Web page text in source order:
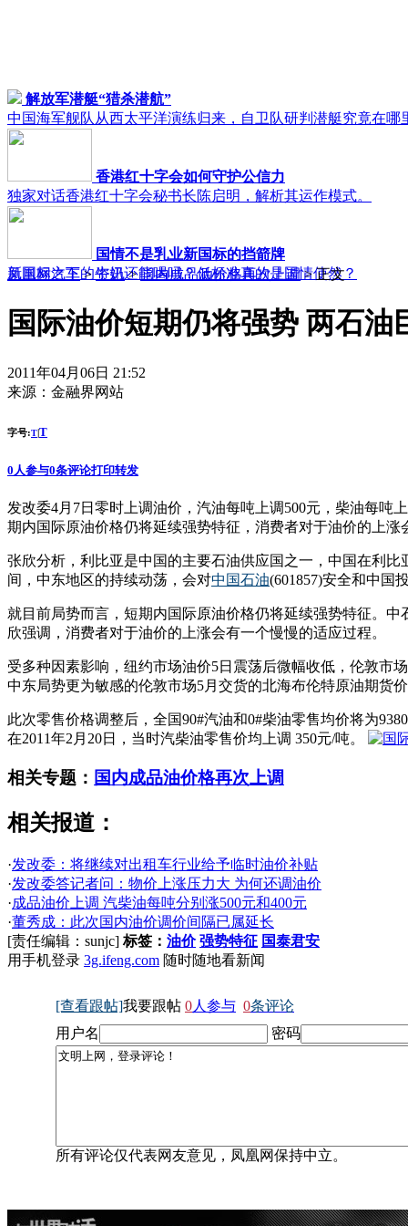
解放军潜艇“猎杀潜航”
中国海军舰队从西太平洋演练归来，自卫队研判潜艇究竟在哪
香港红十字会如何守护公信力
独家对话香港红十字会秘书长陈启明，解析其运作模式。
国情不是乳业新国标的挡箭牌
新国标之下的牛奶还能喝吗？低标准真的是国情使然？
凤凰网汽车>资讯>国内成品油价格再次上调> 正文
国际油价短期仍将强势 两石油
2011年04月06日 21:52
来源： 金融界网站
字号:T|T
0 人参与0条评论打印转发
发改委4月7日零时上调油价，汽油每吨上调500元，柴油每吨
期内国际原油价格仍将延续强势特征，消费者对于油价的上涨
张欣分析，利比亚是中国的主要石油供应国之一，中国在利
间，中东地区的持续动荡，会对中国石油(601857)安全和中国
就目前局势而言，短期内国际原油价格仍将延续强势特征。
欣强调，消费者对于油价的上涨会有一个慢慢的适应过程。
受多种因素影响，纽约市场油价5日震荡后微幅收低，伦敦市
中东局势更为敏感的伦敦市场5月交货的北海布伦特原油期货
此次零售价格调整后，全国90#汽油和0#柴油零售均价将为
在2011年2月20日，当时汽柴油零售价均上调 350元/吨。
相关专题： 国内成品油价格再次上调
相关报道：
·发改委：将继续对出租车行业给予临时油价补贴
·发改委答记者问：物价上涨压力大 为何还调油价
·成品油价上调 汽柴油每吨分别涨500元和400元
·董秀成：此次国内油价调价间隔已属延长
[责任编辑：sunjc] 标签： 油价 强势特征 国泰君安
用手机登录 3g.ifeng.com 随时随地看新闻
[查看跟帖]我要跟帖 0人参与 0条评论
用户名
密码
所有评论仅代表网友意见，凤凰网保持中立。